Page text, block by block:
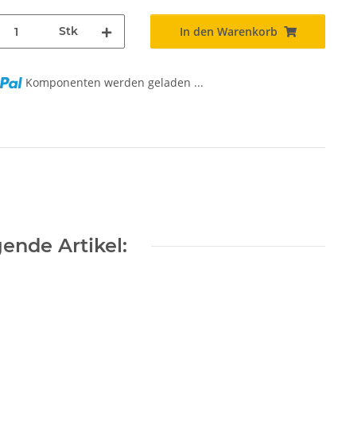
Stk In den Warenkorb
Komponenten werden geladen ...
Artikel: